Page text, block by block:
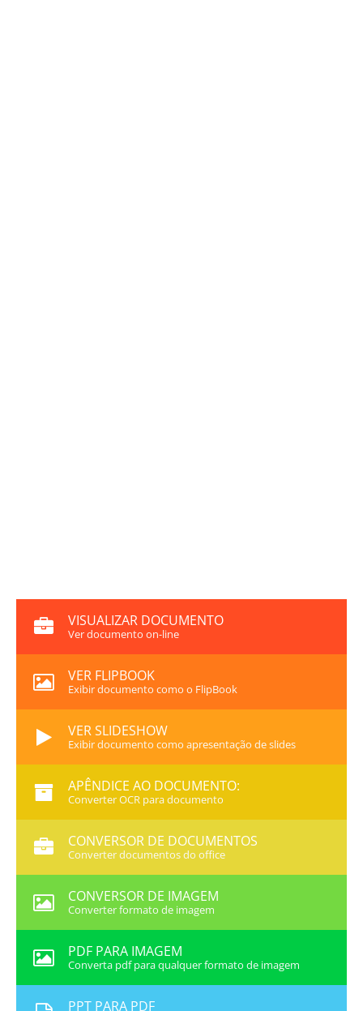
VISUALIZAR DOCUMENTO
Ver documento on-line
VER FLIPBOOK
Exibir documento como o FlipBook
VER SLIDESHOW
Exibir documento como apresentação de slides
APÊNDICE AO DOCUMENTO:
Converter OCR para documento
CONVERSOR DE DOCUMENTOS
Converter documentos do office
CONVERSOR DE IMAGEM
Converter formato de imagem
PDF PARA IMAGEM
Converta pdf para qualquer formato de imagem
PPT PARA PDF